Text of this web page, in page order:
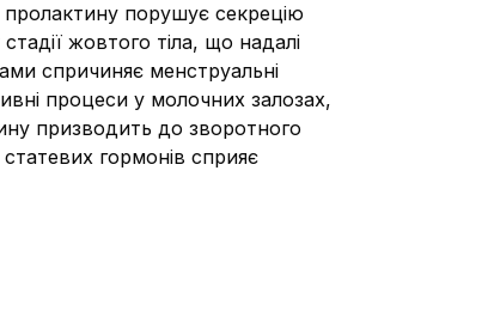
порушує секрецію
жовтого тіла, що надалі
спричиняє менструальні
процеси у молочних залозах,
призводить до зворотного
гормонів сприяє